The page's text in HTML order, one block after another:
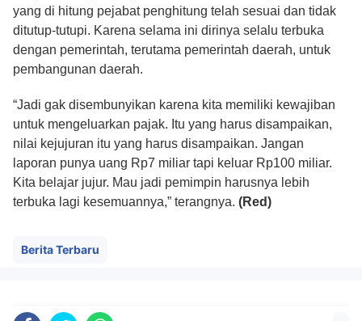
yang di hitung pejabat penghitung telah sesuai dan tidak
ditutup-tutupi. Karena selama ini dirinya selalu terbuka
dengan pemerintah, terutama pemerintah daerah, untuk
pembangunan daerah.
“Jadi gak disembunyikan karena kita memiliki kewajiban
untuk mengeluarkan pajak. Itu yang harus disampaikan,
nilai kejujuran itu yang harus disampaikan. Jangan
laporan punya uang Rp7 miliar tapi keluar Rp100 miliar.
Kita belajar jujur. Mau jadi pemimpin harusnya lebih
terbuka lagi kesemuannya,” terangnya. (Red)
Berita Terbaru